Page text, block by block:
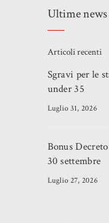
Ultime news
Articoli recenti
Sgravi per le
under 35
Luglio 31, 2026
Bonus
30 settembre
Luglio 27, 2026